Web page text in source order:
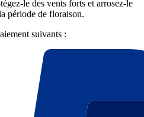
le des vents forts et arrosez-le
période de floraison.
suivants :